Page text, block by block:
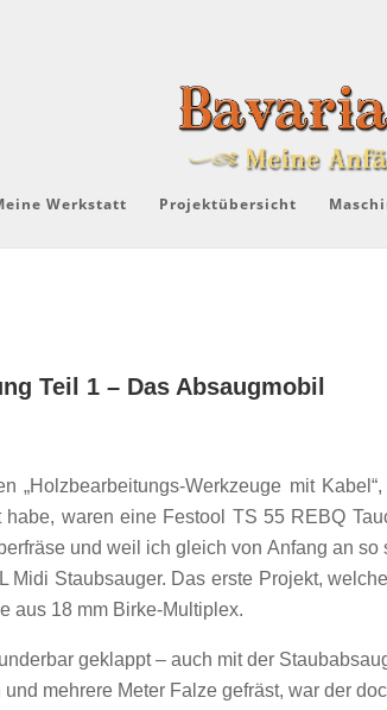
Werkstatt Projektübersicht
Teil 1 – Das Absaugmobil
„Holzbearbeitungs-Werkzeuge mit
habe, waren eine Festool TS 55 REBQ
und weil ich gleich von Anfang an
Midi Staubsauger. Das erste Projekt,
aus 18 mm Birke-Multiplex.
geklappt – auch mit der
und mehrere Meter Falze gefräst, war der